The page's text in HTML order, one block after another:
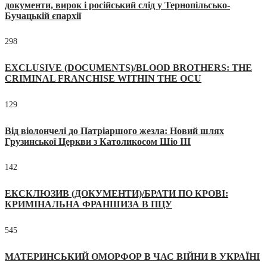
документи, вирок і російський слід у Тернопільсько-
Бучацькій єпархії
298
EXCLUSIVE (DOCUMENTS)/BLOOD BROTHERS: THE
CRIMINAL FRANCHISE WITHIN THE OCU
129
Від віолончелі до Патріаршого жезла: Новий шлях
Грузинської Церкви з Католикосом Шіо III
142
ЕКСКЛЮЗИВ (ДОКУМЕНТИ)/БРАТИ ПО КРОВІ:
КРИМІНАЛЬНА ФРАНШИЗА В ПЦУ
545
МАТЕРИНСЬКИЙ ОМОРФОР В ЧАС ВІЙНИ В УКРАЇНІ